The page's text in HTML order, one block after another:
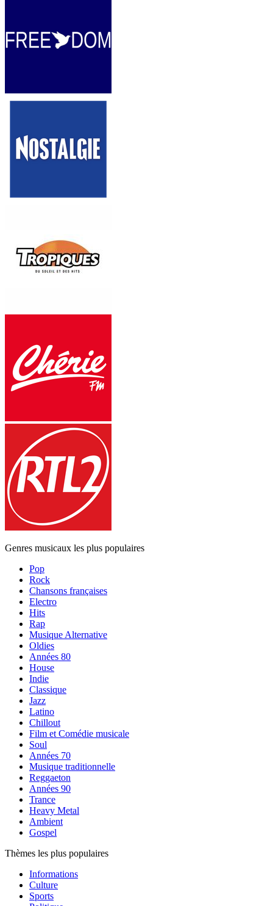
Genres musicaux les plus populaires
Pop
Rock
Chansons françaises
Electro
Hits
Rap
Musique Alternative
Oldies
Années 80
House
Indie
Classique
Jazz
Latino
Chillout
Film et Comédie musicale
Soul
Années 70
Musique traditionnelle
Reggaeton
Années 90
Trance
Heavy Metal
Ambient
Gospel
Thèmes les plus populaires
Informations
Culture
Sports